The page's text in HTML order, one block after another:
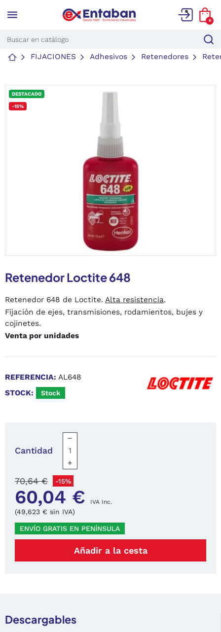
menu 0
FIJACIONES Adhesivos Retenedores
DESTACADO
-15%
Retenedor Loctite 648
Retenedor 648 de Loctite. Alta resistencia.
Fijación de ejes, transmisiones, rodamientos, bujes y
cojinetes.
Venta por unidades
REFERENCIA: AL648
STOCK:
Stock
Cantidad
−
+
60,04 € IVA Inc.
70,64 € -15%
(49,623 € sin IVA)
ENVÍO GRATIS EN PENÍNSULA
Añadir a la cesta
Descargables